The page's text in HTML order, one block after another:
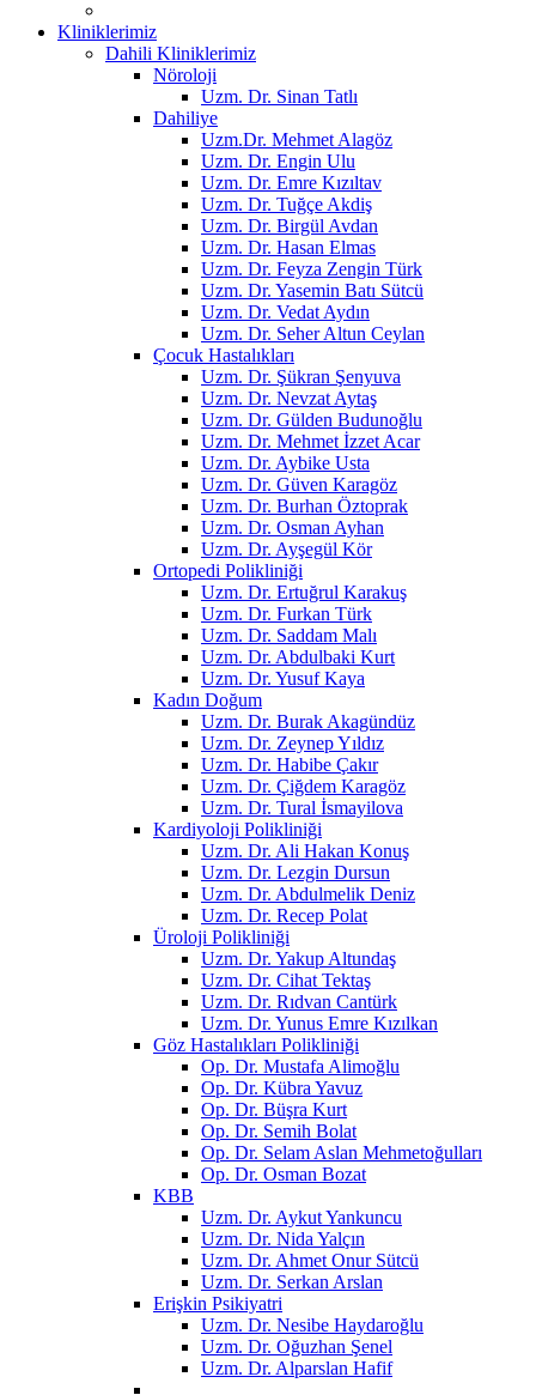
Kliniklerimiz
Dahili Kliniklerimiz
Nöroloji
Uzm. Dr. Sinan Tatlı
Dahiliye
Uzm.Dr. Mehmet Alagöz
Uzm. Dr. Engin Ulu
Uzm. Dr. Emre Kızıltav
Uzm. Dr. Tuğçe Akdiş
Uzm. Dr. Birgül Avdan
Uzm. Dr. Hasan Elmas
Uzm. Dr. Feyza Zengin Türk
Uzm. Dr. Yasemin Batı Sütcü
Uzm. Dr. Vedat Aydın
Uzm. Dr. Seher Altun Ceylan
Çocuk Hastalıkları
Uzm. Dr. Şükran Şenyuva
Uzm. Dr. Nevzat Aytaş
Uzm. Dr. Gülden Budunoğlu
Uzm. Dr. Mehmet İzzet Acar
Uzm. Dr. Aybike Usta
Uzm. Dr. Güven Karagöz
Uzm. Dr. Burhan Öztoprak
Uzm. Dr. Osman Ayhan
Uzm. Dr. Ayşegül Kör
Ortopedi Polikliniği
Uzm. Dr. Ertuğrul Karakuş
Uzm. Dr. Furkan Türk
Uzm. Dr. Saddam Malı
Uzm. Dr. Abdulbaki Kurt
Uzm. Dr. Yusuf Kaya
Kadın Doğum
Uzm. Dr. Burak Akagündüz
Uzm. Dr. Zeynep Yıldız
Uzm. Dr. Habibe Çakır
Uzm. Dr. Çiğdem Karagöz
Uzm. Dr. Tural İsmayilova
Kardiyoloji Polikliniği
Uzm. Dr. Ali Hakan Konuş
Uzm. Dr. Lezgin Dursun
Uzm. Dr. Abdulmelik Deniz
Uzm. Dr. Recep Polat
Üroloji Polikliniği
Uzm. Dr. Yakup Altundaş
Uzm. Dr. Cihat Tektaş
Uzm. Dr. Rıdvan Cantürk
Uzm. Dr. Yunus Emre Kızılkan
Göz Hastalıkları Polikliniği
Op. Dr. Mustafa Alimoğlu
Op. Dr. Kübra Yavuz
Op. Dr. Büşra Kurt
Op. Dr. Semih Bolat
Op. Dr. Selam Aslan Mehmetoğulları
Op. Dr. Osman Bozat
KBB
Uzm. Dr. Aykut Yankuncu
Uzm. Dr. Nida Yalçın
Uzm. Dr. Ahmet Onur Sütcü
Uzm. Dr. Serkan Arslan
Erişkin Psikiyatri
Uzm. Dr. Nesibe Haydaroğlu
Uzm. Dr. Oğuzhan Şenel
Uzm. Dr. Alparslan Hafif